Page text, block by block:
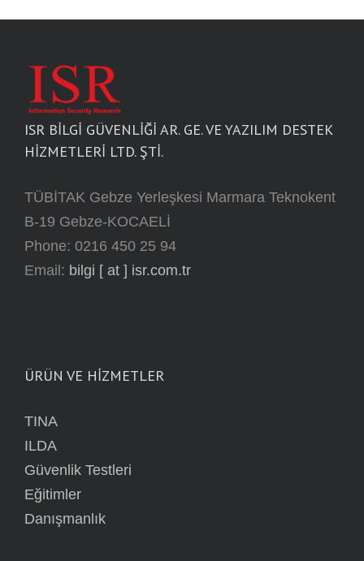
ISR BİLGİ GÜVENLİĞİ AR. GE. VE YAZILIM DESTEK
HİZMETLERİ LTD. ŞTİ.
TÜBİTAK Gebze Yerleşkesi Marmara Teknokent
B-19 Gebze-KOCAELİ
Phone: 0216 450 25 94
Email: bilgi [ at ] isr.com.tr
ÜRÜN VE HİZMETLER
TINA
ILDA
Güvenlik Testleri
Eğitimler
Danışmanlık